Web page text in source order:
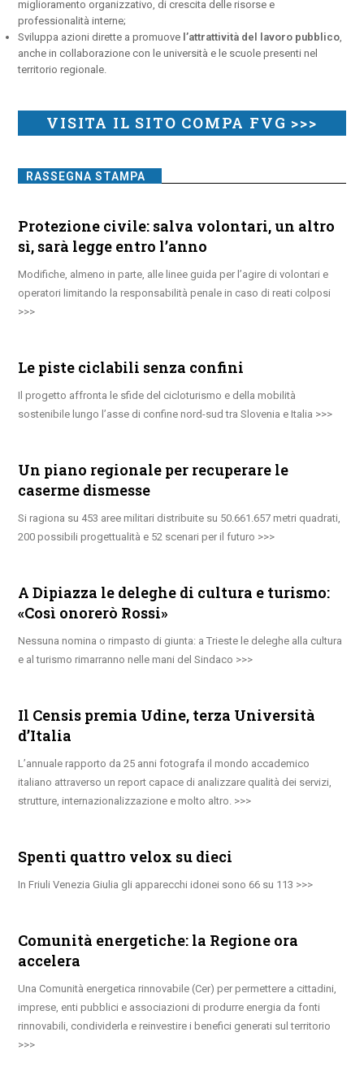
miglioramento organizzativo, di crescita delle risorse e
professionalità interne;
Sviluppa azioni dirette a promuove l’attrattività del lavoro pubblico
anche in collaborazione con le università e le scuole presenti nel
territorio regionale.
VISITA IL SITO COMPA FVG >>>
RASSEGNA STAMPA
Protezione civile: salva volontari, un altro
sì, sarà legge entro l’anno
Modifiche, almeno in parte, alle linee guida per l’agire di volontari e
operatori limitando la responsabilità penale in caso di reati colposi
Le piste ciclabili senza confini
Il progetto affronta le sfide del cicloturismo e della mobilità
sostenibile lungo l’asse di confine nord-sud tra Slovenia e Italia
Un piano regionale per recuperare le
caserme dismesse
Si ragiona su 453 aree militari distribuite su 50.661.657 metri quadrati,
200 possibili progettualità e 52 scenari per il futuro
A Dipiazza le deleghe di cultura e turismo:
«Così onorerò Rossi»
Nessuna nomina o rimpasto di giunta: a Trieste le deleghe alla cultura
e al turismo rimarranno nelle mani del Sindaco
Il Censis premia Udine, terza Università
d’Italia
L’annuale rapporto da 25 anni fotografa il mondo accademico
italiano attraverso un report capace di analizzare qualità dei servizi,
strutture, internazionalizzazione e molto altro.
Spenti quattro velox su dieci
In Friuli Venezia Giulia gli apparecchi idonei sono 66 su 113
Comunità energetiche: la Regione ora
accelera
Una Comunità energetica rinnovabile (Cer) per permettere a cittadini,
imprese, enti pubblici e associazioni di produrre energia da fonti
rinnovabili, condividerla e reinvestire i benefici generati sul territorio